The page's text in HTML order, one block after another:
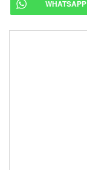
WHATSAPP